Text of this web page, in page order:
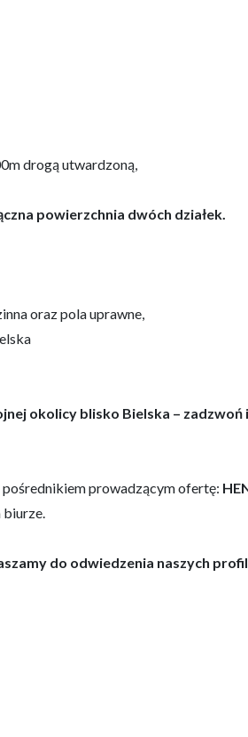
drogą utwardzoną,
powierzchnia dwóch działek.
oraz pola uprawne,
okolicy blisko Bielska –
pośrednikiem prowadzącym ofertę:
biurze.
do odwiedzenia naszych